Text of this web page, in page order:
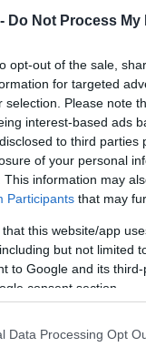
Do Not Process
opt-out of the sale,
for targeted
selection. Please note
interest-based ads
to third
of your personal
This information may
Participants that may
that this website/app
but not limited
to Google and its
consent section.
Data Processing Opt
delle relazioni
in case